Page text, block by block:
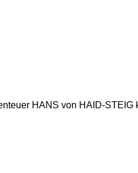
HANS von HAID-STEIG